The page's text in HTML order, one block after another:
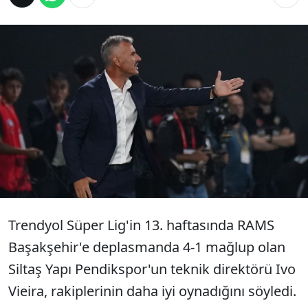
Pendikspor Teknik Direktörü Ivo
Vieira, Başakşehir'e 4-1 yenildikleri
maçın ardından açıklamalarda
bulundu.
Trendyol Süper Lig'in 13. haftasında RAMS
Başakşehir'e deplasmanda 4-1 mağlup olan
Siltaş Yapı Pendikspor'un teknik direktörü Ivo
Vieira, rakiplerinin daha iyi oynadığını söyledi.